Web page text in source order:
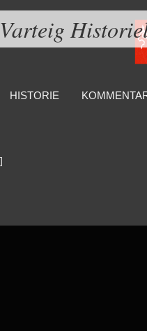
Varteig
HISTORIE